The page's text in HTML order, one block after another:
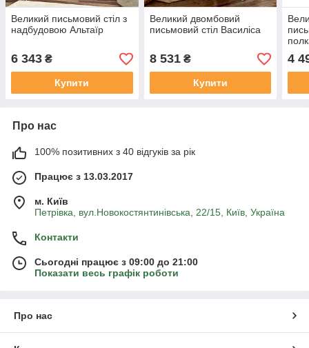
Великий письмовий стіл з
надбудовою Альтаїр
6 343 ₴
Купити
Великий двомбовий
письмовий стіл Василіса
8 531₴
Купити
4
Про нас
100% позитивних з 40 відгуків за рік
Працює з 13.03.2017
м. Київ
Петрівка, вул.Новокостянтинівська, 22/15, Київ, Україна
Контакти
Сьогодні працює з 09:00 до 21:00
Показати весь графік роботи
Про нас